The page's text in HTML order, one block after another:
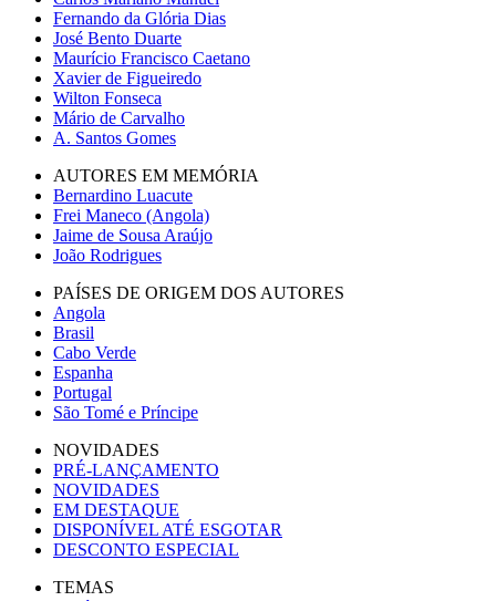
Fernando da Glória Dias
José Bento Duarte
Maurício Francisco Caetano
Xavier de Figueiredo
Wilton Fonseca
Mário de Carvalho
A. Santos Gomes
AUTORES EM MEMÓRIA
Bernardino Luacute
Frei Maneco (Angola)
Jaime de Sousa Araújo
João Rodrigues
PAÍSES DE ORIGEM DOS AUTORES
Angola
Brasil
Cabo Verde
Espanha
Portugal
São Tomé e Príncipe
NOVIDADES
PRÉ-LANÇAMENTO
NOVIDADES
EM DESTAQUE
DISPONÍVEL ATÉ ESGOTAR
DESCONTO ESPECIAL
TEMAS